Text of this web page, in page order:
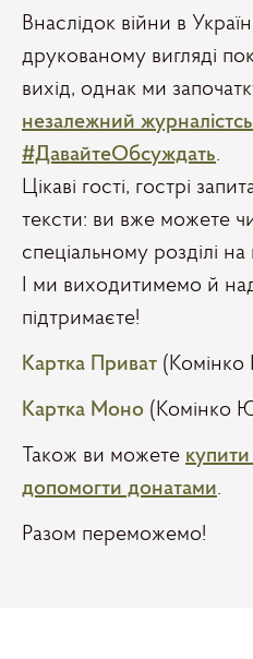
Внаслідок війни в
друкованому вигляді
вихід, однак ми
незалежний
#ДавайтеОбсуждать.
Цікаві гості, гострі
тексти: ви вже можете
спеціальному розділі
І ми виходитимемо й
підтримаєте!
Картка Приват
Картка Моно (Комінко
Також ви можете
допомогти донатами.
Разом переможемо!